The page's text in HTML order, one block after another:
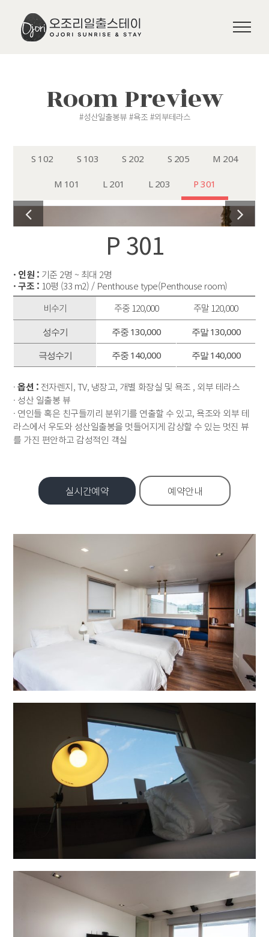
content
Room Preview
#성산일출봉뷰 #욕조 #외부테라스
S 102 S 103 S 202 S 205 M 204
M 101 L 201 L 203 P 301
P 301
· 인원 : 기준 2명 ~ 최대 2명
· 구조 : 10평 (33 m2) / Penthouse type(Penthouse room)
비수기
주중 120,000 주말 120,000
성수기 주중 130,000
주말 130,000
극성수기
주중 140,000 주말 140,000
·옵션 : 전자렌지, TV, 냉장고, 개별 화장실 및 욕조 , 외부 테라스
· 성산 일출봉 뷰
· 연인들 혹은 친구들끼리 분위기를 연출할 수 있고, 욕조와 외부 테
라스에서 우도와 성산일출봉을 멋들어지게 감상할 수 있는 멋진 뷰
를 가진 편안하고 감성적인 객실
실시간예약 예약안내